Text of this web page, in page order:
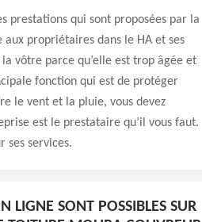
prestations qui sont proposées par la
propriétaires dans le HA et ses
vôtre parce qu’elle est trop âgée et
fonction qui est de protéger
le vent et la pluie, vous devez
est le prestataire qu’il vous faut.
ses services.
LIGNE SONT POSSIBLES SUR